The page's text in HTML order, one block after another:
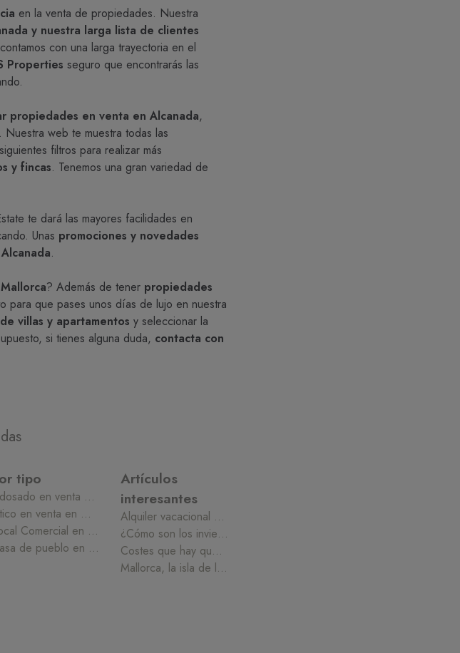
en la venta de propiedades. Nuestra
y nuestra larga lista de clientes
con una larga trayectoria en el
Properties seguro que encontrarás las
propiedades en venta en Alcanada,
. Nuestra web te muestra todas las
filtros para realizar más
y fincas. Tenemos una gran variedad de
te dará las mayores facilidades en
Unas promociones y novedades
.
? Además de tener propiedades
para que pases unos días de lujo en nuestra
villas y apartamentos y seleccionar la
si tienes alguna duda, contacta con
tipo
Adosado en venta en Mallorca
Ático en venta en Mallorca
Local Comercial en venta en Mallorca
Casa de pueblo en venta en Mallorca
Artículos
interesantes
Alquiler vacacional en Mallorca: qué hacer en Semana Santa
¿Cómo son los inviernos en Mallorca?
Costes que hay que tener presentes al comprar una casa
Mallorca, la isla de la calma